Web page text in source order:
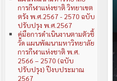
การกีฬาแห่งชาติ วิทยาเขต
ตรัง พ.ศ.2567 - 2570 ฉบับ
ปรับปรุง พ.ศ.2567
คู่มือการดำเนินงานตามตัวชี้
วัด แผนพัฒนามหาวิทยาลัย
การกีฬาแห่งชาติ พ.ศ.
2566 – 2570 (ฉบับ
ปรับปรุง) ปีงบประมาณ
2567